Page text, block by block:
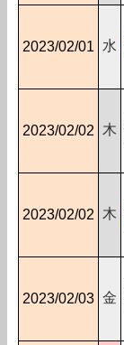
2023/02/01 水
2023/02/02 木
2023/02/02 木
2023/02/03 金